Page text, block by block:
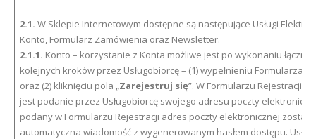
2.1. W Sklepie Internetowym dostępne są następujące Usługi
Konto, Formularz Zamówienia oraz Newsletter.
2.1.1. Konto – korzystanie z Konta możliwe jest po wykonaniu
kolejnych kroków przez Usługobiorcę – (1) wypełnieniu Formularza
oraz (2) kliknięciu pola „Zarejestruj się”. W Formularzu Rejestracji
jest podanie przez Usługobiorcę swojego adresu poczty
podany w Formularzu Rejestracji adres poczty elektronicznej zostaje
automatyczna wiadomość z wygenerowanym hasłem dostępu.